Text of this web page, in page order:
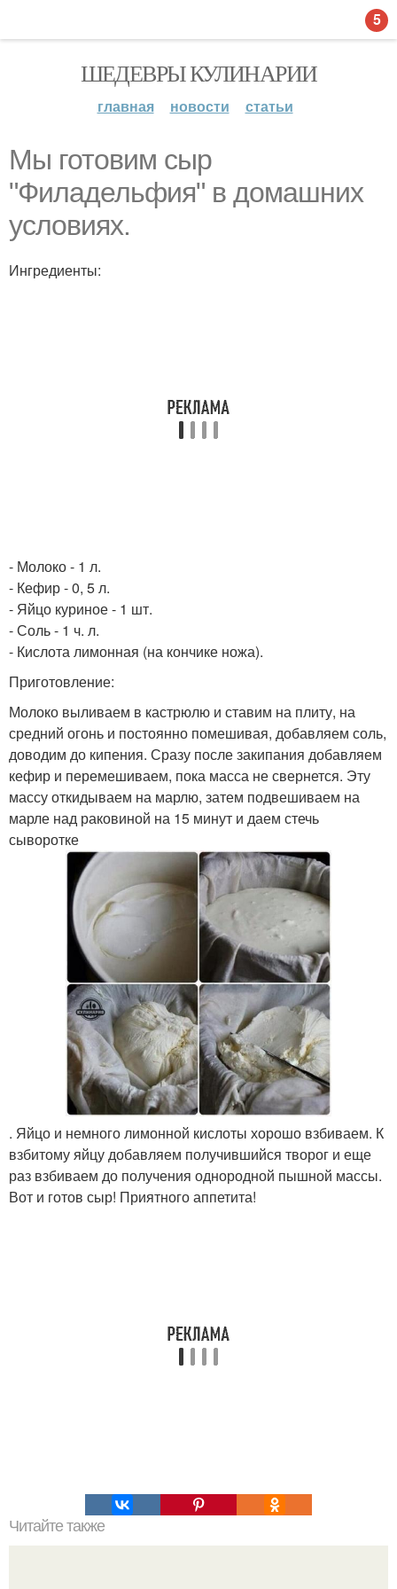
ШЕДЕВРЫ КУЛИНАРИИ
главная новости статьи
Мы готовим сыр
"Филадельфия" в домашних
условиях.
Ингредиенты:
- Молоко - 1 л.
- Кефир - 0, 5 л.
- Яйцо куриное - 1 шт.
- Соль - 1 ч. л.
- Кислота лимонная (на кончике ножа).
Приготовление:
Молоко выливаем в кастрюлю и ставим на плиту, на
средний огонь и постоянно помешивая, добавляем соль,
доводим до кипения. Сразу после закипания добавляем
кефир и перемешиваем, пока масса не свернется. Эту
массу откидываем на марлю, затем подвешиваем на
марле над раковиной на 15 минут и даем стечь
сыворотке
. Яйцо и немного лимонной кислоты хорошо взбиваем. К
взбитому яйцу добавляем получившийся творог и еще
раз взбиваем до получения однородной пышной массы.
Вот и готов сыр! Приятного аппетита!
Читайте также
5